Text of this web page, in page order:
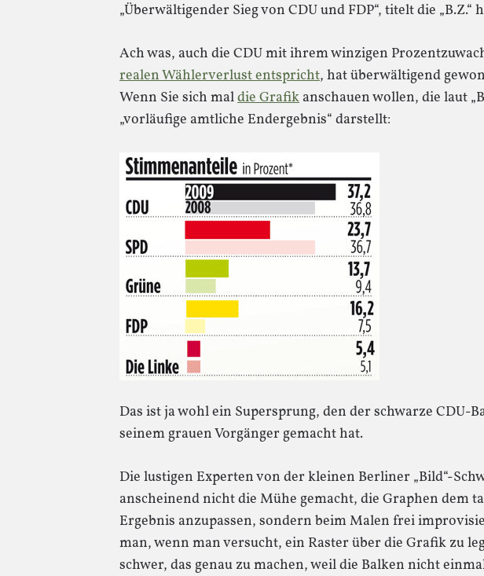
„Überwältigender Sieg von CDU und FDP“, titelt die „B.Z.“
Ach was, auch die CDU mit ihrem winzigen
realen Wählerverlust entspricht, hat überwältigend
Wenn Sie sich maldie Grafik anschauen wollen, die laut
„vorläufige amtliche Endergebnis“ darstellt:
Das ist ja wohl ein Supersprung, den der schwarze CDU-
seinem grauen Vorgänger gemacht hat.
Die lustigen Experten von der kleinen Berliner „Bild“-
anscheinend nicht die Mühe gemacht, die Graphen dem
Ergebnis anzupassen, sondern beim Malen frei
man, wenn man versucht, ein Raster über die Grafik zu
schwer, das genau zu machen, weil die Balken nicht